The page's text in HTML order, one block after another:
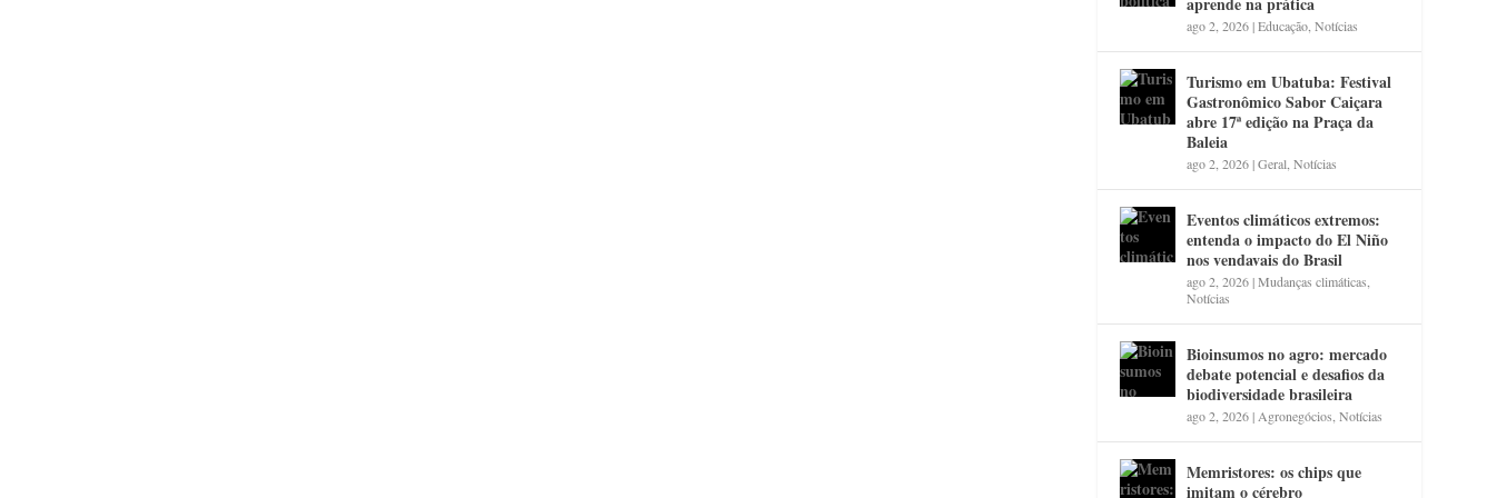
ago 2, 2026|Educação ,Notícias
Turismo em Ubatuba: Festival
Gastronômico Sabor Caiçara
abre 17ª edição na Praça da
Baleia
ago 2, 2026|Geral ,Notícias
Eventos climáticos extremos:
entenda o impacto do El Niño
nos vendavais do Brasil
ago 2, 2026|Mudanças climáticas
Notícias
Bioinsumos no agro: mercado
debate potencial e desafios da
biodiversidade brasileira
ago 2, 2026| Agronegócios ,Notícias
Memristores: os chips que
imitam o cérebro